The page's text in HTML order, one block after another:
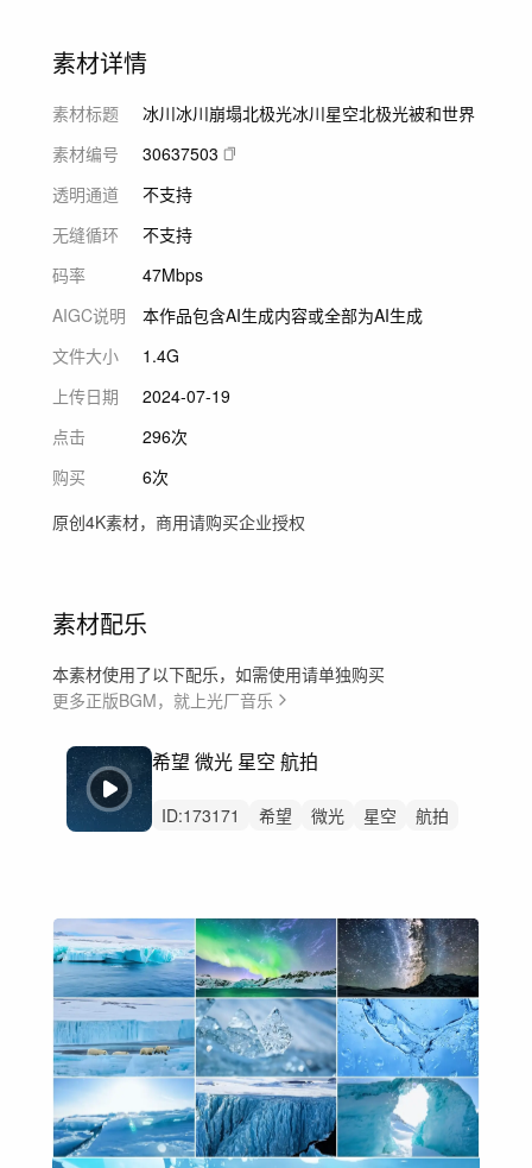
素材详情
素材标题
冰川冰川崩塌北极光冰川星空北极光被和世界
素材编号
30637503
透明通道
不支持
无缝循环
不支持
码率
47Mbps
AIGC说明
本作品包含AI生成内容或全部为AI生成
文件大小
1.4G
上传日期
2024-07-19
点击
296次
购买
6次
原创4K素材，商用请购买企业授权
素材配乐
本素材使用了以下配乐，如需使用请单独购买
更多正版BGM，就上光厂音乐
希望 微光 星空 航拍
ID:173171 希望 微光 星空
航拍